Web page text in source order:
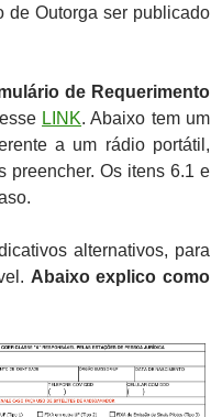
de Outorga ser publicado
de Requerimento
LINK. Abaixo tem um
a um rádio portátil,
preencher. Os itens 6.1 e
alternativos, para
Abaixo explico como